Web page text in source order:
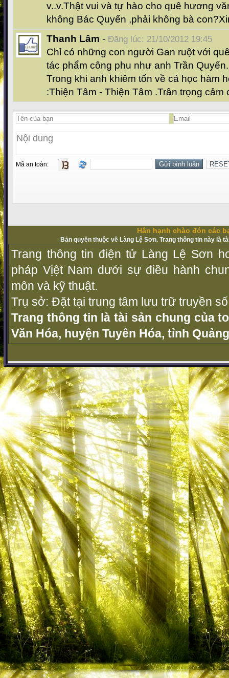
v..v.Thật vui và tự hào cho quê hương
không Bác Quyến ,phải không bà
Thanh Lâm - Đăng lúc: 21/10/2012 19:45
Chỉ có những con người Gan ruột với
tác phẩm công phu như anh Trần Quyến.
Trong khi anh khiêm tốn về cả học hàm
:Thiện Tâm - Thiện Tâm .Trân trọng cảm
Mã an toàn:
Hân hạnh chào đón các
Bản quyền thuộc về Làng Lệ Sơn. Trang thông tin này là
Trang thông tin điện tử Làng Lệ Sơn
pháp Vịệt Nam dưới sự điều hành
môn và kỹ thuật.
Trụ sở: Đặt tại trung tâm lưu trữ truyền
Trang thông tin là tài sản chung của
Văn Hóa, huyện Tuyên Hóa, tỉnh